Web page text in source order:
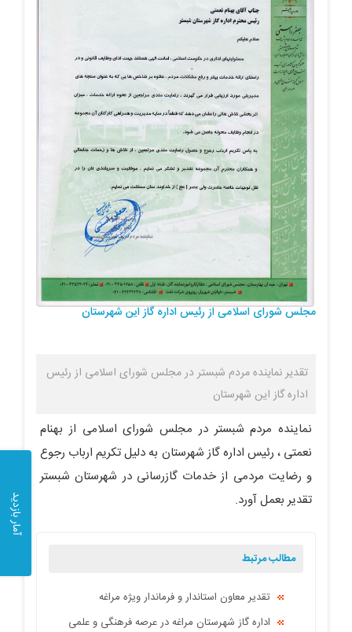
آمار بازدید
مجلس شورای اسلامی از رئیس اداره گاز این شهرستان
تقدیر نماینده مردم شبستر در مجلس شورای اسلامی از رئیس
اداره گاز این شهرستان
نماینده مردم شبستر در مجلس شورای اسلامی از بهنام
نعمتی ، رئیس اداره گاز شهرستان به دلیل تکریم ارباب رجوع
و رضایت مردمی از خدمات گازرسانی در شهرستان شبستر
تقدیر بعمل آورد.
مطالب مرتبط
تقدیر معاون استاندار و فرماندار ویژه مراغه
اداره گاز شهرستان مراغه در عرصه فرهنگی و علمی